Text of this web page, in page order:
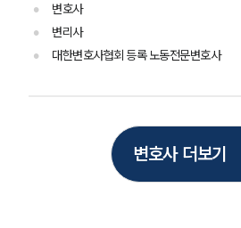
법률정보
업무분야
헌법·행정·규제·개
변호사
변리사
대한변호사협회 등록 노동전문변호사
변호사 더보기